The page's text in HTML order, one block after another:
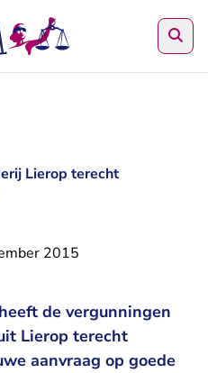
Lierop terecht
2015
de vergunningen
Lierop terecht
aanvraag op goede